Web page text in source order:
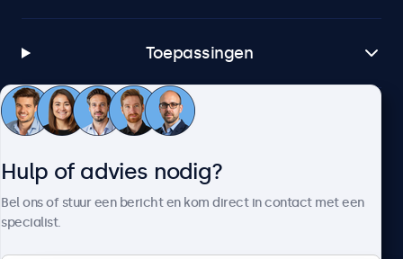
Toepassingen
Klantenservice
Hulp of advies nodig?
Bel ons of stuur een bericht en kom direct in contact met een
specialist.